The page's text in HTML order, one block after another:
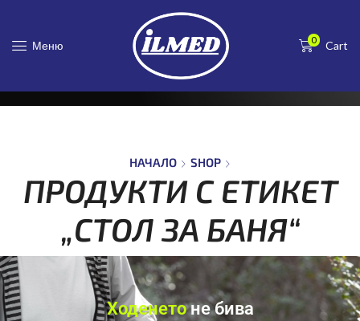
Меню 0 Cart
НАЧАЛО SHOP
ПРОДУКТИ С ЕТИКЕТ „СТОЛ ЗА
БАНЯ“
НАЧАЛО SHOP
ПРОДУКТИ С ЕТИКЕТ
„СТОЛ ЗА БАНЯ“
Ходенетоне бива